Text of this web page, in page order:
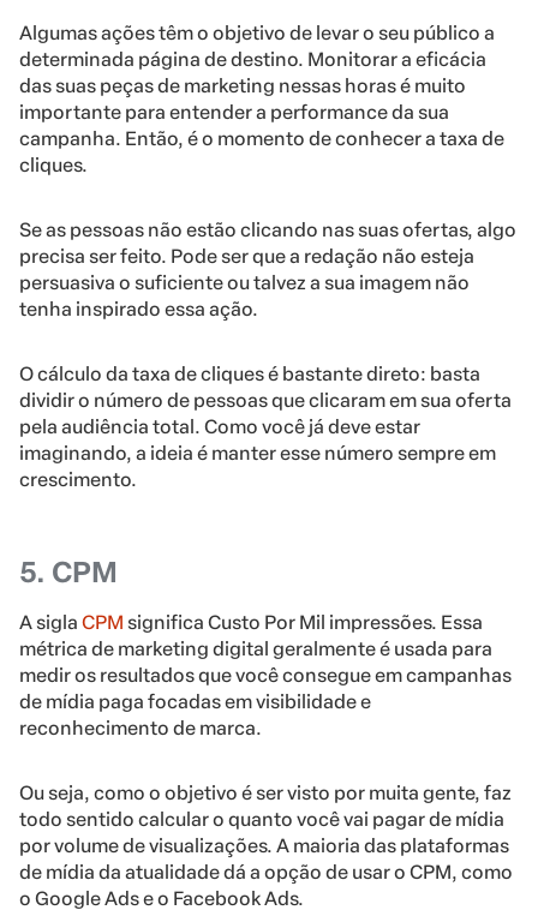
Algumas ações têm o objetivo de levar o seu público a
determinada página de destino. Monitorar a eficácia
das suas peças de marketing nessas horas é muito
importante para entender a performance da sua
campanha. Então, é o momento de conhecer a taxa de
cliques.
Se as pessoas não estão clicando nas suas ofertas, algo
precisa ser feito. Pode ser que a redação não esteja
persuasiva o suficiente ou talvez a sua imagem não
tenha inspirado essa ação.
O cálculo da taxa de cliques é bastante direto: basta
dividir o número de pessoas que clicaram em sua oferta
pela audiência total. Como você já deve estar
imaginando, a ideia é manter esse número sempre em
crescimento.
5. CPM
A sigla CPM significa Custo Por Mil impressões. Essa
métrica de marketing digital geralmente é usada para
medir os resultados que você consegue em campanhas
de mídia paga focadas em visibilidade e
reconhecimento de marca.
Ou seja, como o objetivo é ser visto por muita gente, faz
todo sentido calcular o quanto você vai pagar de mídia
por volume de visualizações. A maioria das plataformas
de mídia da atualidade dá a opção de usar o CPM, como
o Google Ads e o Facebook Ads.